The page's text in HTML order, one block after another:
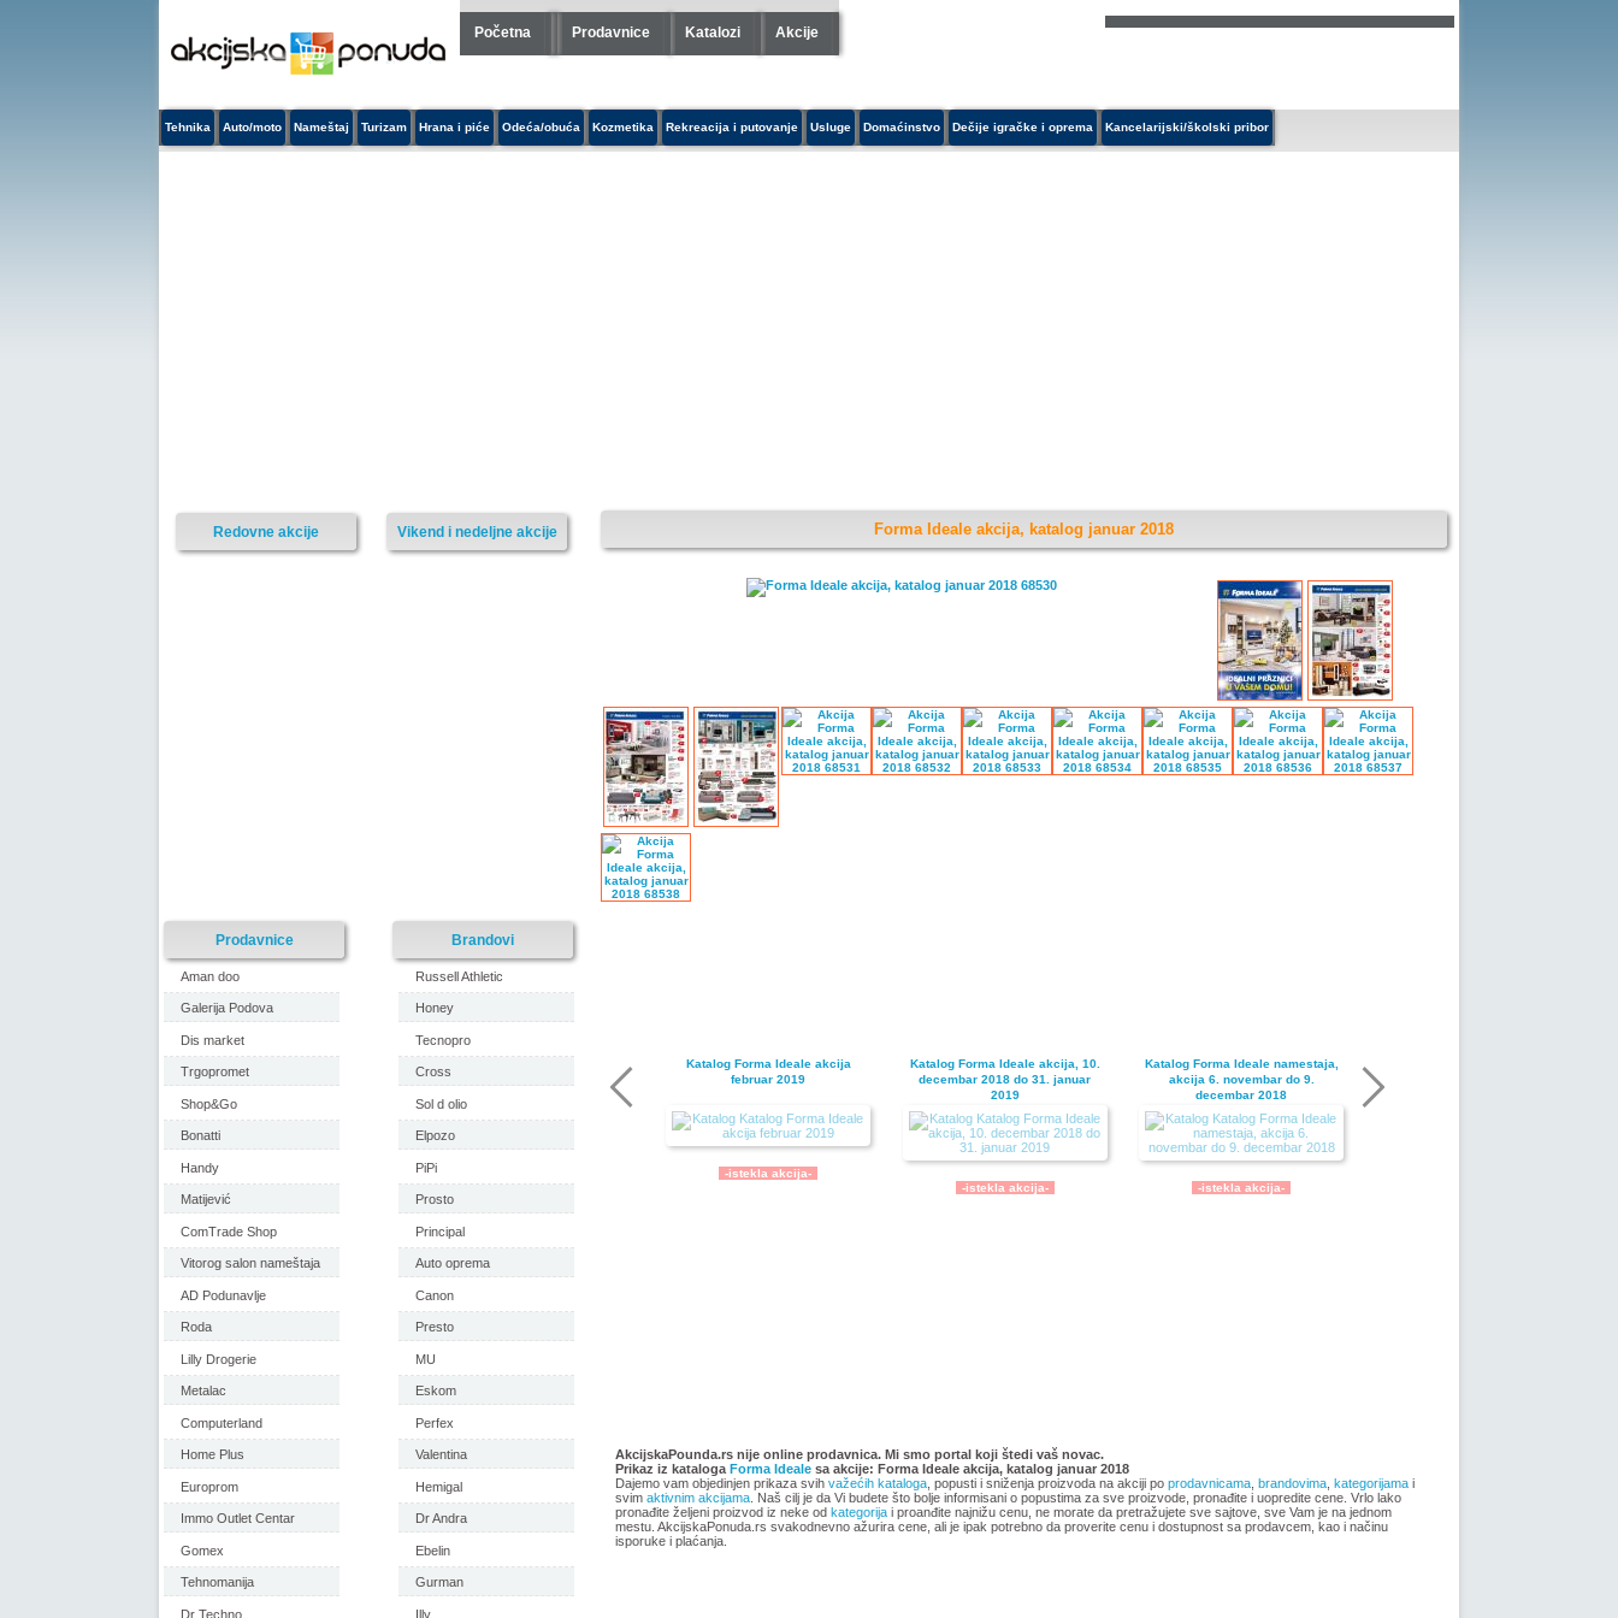
Početna Prodavnice Katalozi Akcije
Tehnika Auto/moto Nameštaj Turizam Hrana i piće Odeća/obuća Kozmetika Rekreacija i putovanje Usluge Domaćinstvo Dečije igračke i oprema Kancelarijski/školski pribor
Forma Ideale akcija, katalog januar 2018
Katalog Forma Ideale akcija
februar 2019
-istekla akcija-
Katalog Forma Ideale akcija, 10.
decembar 2018 do 31. januar
2019
-istekla akcija-
Katalog Forma Ideale namestaja,
akcija 6. novembar do 9.
decembar 2018
-istekla akcija-
oktobar 2018
-istekla akcija-
avgust 2018
AkcijskaPounda.rs nije online prodavnica. Mi smo portal koji štedi vaš novac.
Prikaz iz kataloga Forma Ideale sa akcije: Forma Ideale akcija, katalog januar 2018
Dajemo vam objedinjen prikaza svih važećih kataloga , popusti i sniženja proizvoda na akciji po prodavnicama brandovima kategorijama i
svim aktivnim akcijama . Naš cilj je da Vi budete što bolje informisani o popustima za sve proizvode, pronađite i uopredite cene. Vrlo lako
pronađite željeni proizvod iz neke od kategorija i proanđite najnižu cenu, ne morate da pretražujete sve sajtove, sve Vam je na jednom
mestu. AkcijskaPonuda.rs svakodnevno ažurira cene, ali je ipak potrebno da proverite cenu i dostupnost sa prodavcem, kao i načinu
isporuke i plaćanja.
Vikend i nedeljne akcije
Redovne akcije
Prodavnice
Aman doo
Galerija Podova
Dis market
Trgopromet
Shop&Go
Bonatti
Handy
Matijević
ComTrade Shop
Vitorog salon nameštaja
AD Podunavlje
Roda
Lilly Drogerie
Metalac
Computerland
Home Plus
Europrom
Immo Outlet Centar
Gomex
Tehnomanija
Dr Techno
Brandovi
Russell Athletic
Honey
Tecnopro
Cross
Sol d olio
Elpozo
PiPi
Prosto
Principal
Auto oprema
Canon
Presto
MU
Eskom
Perfex
Valentina
Hemigal
Dr Andra
Ebelin
Gurman
Illy